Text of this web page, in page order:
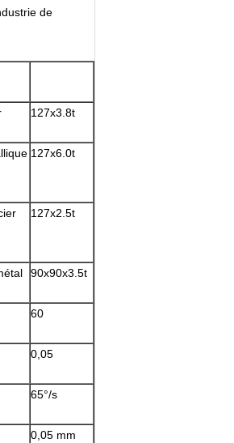
de
127x3.8t
127x6.0t
127x2.5t
90x90x3.5t
60
0,05
65°/s
0,05 mm